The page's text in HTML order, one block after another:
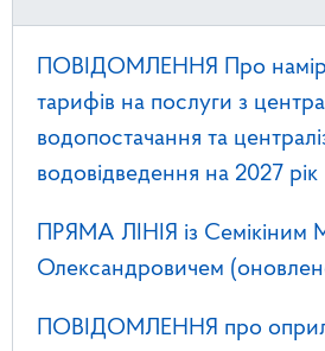
ПОВІДОМЛЕННЯ Про намір
тарифів на послуги з
водопостачання та
водовідведення на 2027 рік
ПРЯМА ЛІНІЯ із Семікіним
Олександровичем
ПОВІДОМЛЕННЯ про